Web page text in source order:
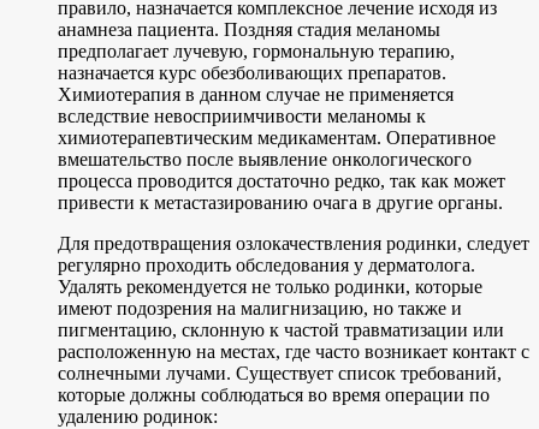
правило, назначается комплексное лечение исходя из
анамнеза пациента. Поздняя стадия меланомы
предполагает лучевую, гормональную терапию,
назначается курс обезболивающих препаратов.
Химиотерапия в данном случае не применяется
вследствие невосприимчивости меланомы к
химиотерапевтическим медикаментам. Оперативное
вмешательство после выявление онкологического
процесса проводится достаточно редко, так как может
привести к метастазированию очага в другие органы.
Для предотвращения озлокачествления родинки, следует
регулярно проходить обследования у дерматолога.
Удалять рекомендуется не только родинки, которые
имеют подозрения на малигнизацию, но также и
пигментацию, склонную к частой травматизации или
расположенную на местах, где часто возникает контакт с
солнечными лучами. Существует список требований,
которые должны соблюдаться во время операции по
удалению родинок: